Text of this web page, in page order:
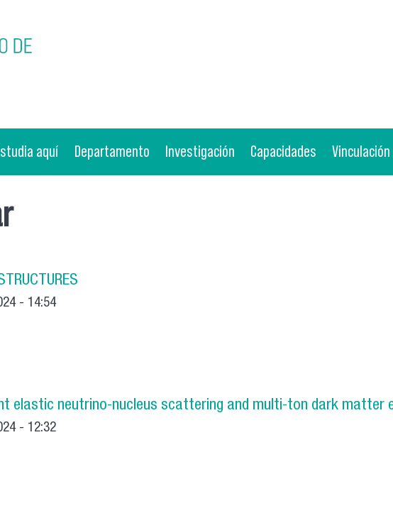
aquí Departamento Investigación Capacidades
- 14:54
NANOSTRUCTURES
elastic neutrino-nucleus scattering and multi-ton dark matter
- 12:32
in coherent elastic neutrino-nucleus scattering and multi-ton dark